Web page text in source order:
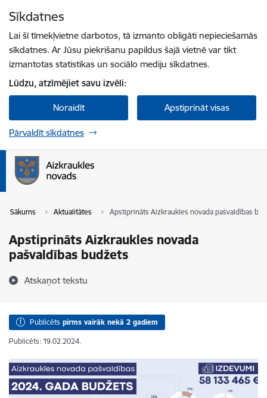
Sīkdatnes
Lai šī tīmekļvietne darbotos, tā izmanto obligāti nepieciešamās
sīkdatnes. Ar Jūsu piekrišanu papildus šajā vietnē var tikt
izmantotas statistikas un sociālo mediju sīkdatnes.
Lūdzu, atzīmējiet savu izvēli:
Noraidīt Apstiprināt visas
Pārvaldīt sīkdatnes
Sākums Aktualitātes Apstiprināts Aizkraukles novada pašvaldības
Apstiprināts Aizkraukles novada
pašvaldības budžets
Atskaņot tekstu
Publicēts pirms vairāk nekā 2 gadiem
Publicēts: 19.02.2024.